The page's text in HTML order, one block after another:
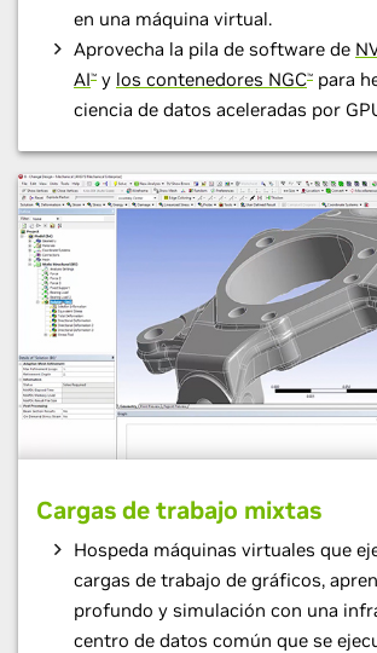
en una máquina virtual.
Aprovecha la pila de software de
AI™ y los contenedores NGC™
para
ciencia de datos aceleradas por
Cargas de trabajo mixtas
Hospeda máquinas virtuales que
cargas de trabajo de gráficos,
profundo y simulación con una
centro de datos común que se